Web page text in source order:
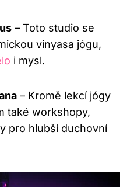
– Toto studio se
vinyasa jógu,
i mysl.
– Kromě lekcí jógy
také workshopy,
pro hlubší duchovní